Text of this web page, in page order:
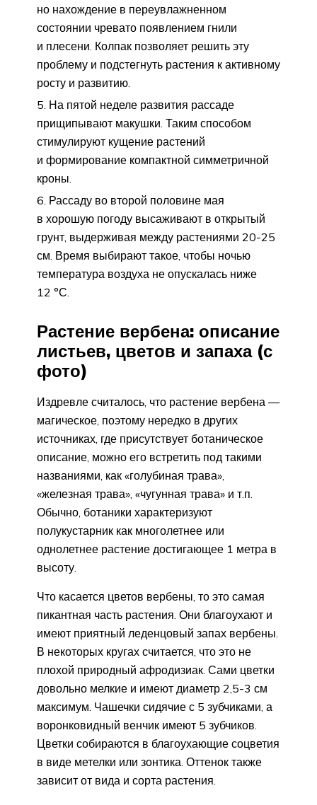
но нахождение в переувлажненном
состоянии чревато появлением гнили
и плесени. Колпак позволяет решить эту
проблему и подстегнуть растения к активному
росту и развитию.
На пятой неделе развития рассаде
прищипывают макушки. Таким способом
стимулируют кущение растений
и формирование компактной симметричной
кроны.
Рассаду во второй половине мая
в хорошую погоду высаживают в открытый
грунт, выдерживая между растениями 20-25
см. Время выбирают такое, чтобы ночью
температура воздуха не опускалась ниже
12 °С.
Растение вербена: описание
листьев, цветов и запаха (с
фото)
Издревле считалось, что растение вербена —
магическое, поэтому нередко в других
источниках, где присутствует ботаническое
описание, можно его встретить под такими
названиями, как «голубиная трава»,
«железная трава», «чугунная трава» и т.п.
Обычно, ботаники характеризуют
полукустарник как многолетнее или
однолетнее растение достигающее 1 метра в
высоту.
Что касается цветов вербены, то это самая
пикантная часть растения. Они благоухают и
имеют приятный леденцовый запах вербены.
В некоторых кругах считается, что это не
плохой природный афродизиак. Сами цветки
довольно мелкие и имеют диаметр 2,5-3 см
максимум. Чашечки сидячие с 5 зубчиками, а
воронковидный венчик имеют 5 зубчиков.
Цветки собираются в благоухающие соцветия
в виде метелки или зонтика. Оттенок также
зависит от вида и сорта растения.